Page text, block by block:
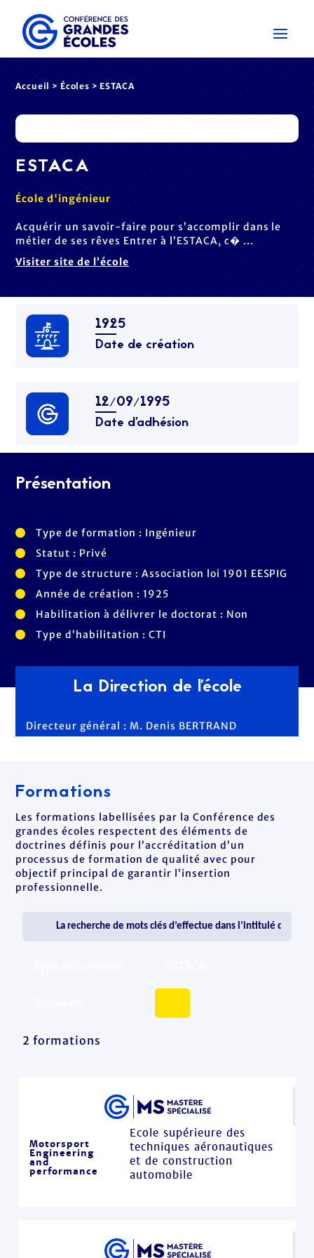
Accueil > Écoles > ESTACA
ESTACA
École d'ingénieur
Acquérir un savoir-faire pour s’accomplir dans le
métier de ses rêves Entrer à l’ESTACA, c� ...
Visiter site de l’école
1925
Date de création
12/09/1995
Date d’adhésion
Présentation
Type de formation : Ingénieur
Statut : Privé
Type de structure : Association loi 1901 EESPIG
Année de création : 1925
Habilitation à délivrer le doctorat : Non
Type d’habilitation : CTI
La Direction de l'école
Directeur général : M. Denis BERTRAND
Formations
Les formations labellisées par la Conférence des
grandes écoles respectent des éléments de
doctrines définis pour l’accréditation d’un
processus de formation de qualité avec pour
objectif principal de garantir l’insertion
professionnelle.
2 formations
Motorsport
Engineering
and
performance
Ecole supérieure des
techniques aéronautiques
et de construction
automobile